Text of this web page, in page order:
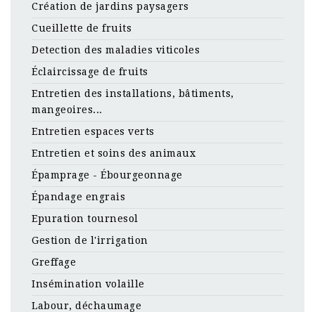
Création de jardins paysagers
Cueillette de fruits
Detection des maladies viticoles
Éclaircissage de fruits
Entretien des installations, bâtiments,
mangeoires...
Entretien espaces verts
Entretien et soins des animaux
Épamprage - Ébourgeonnage
Épandage engrais
Epuration tournesol
Gestion de l'irrigation
Greffage
Insémination volaille
Labour, déchaumage